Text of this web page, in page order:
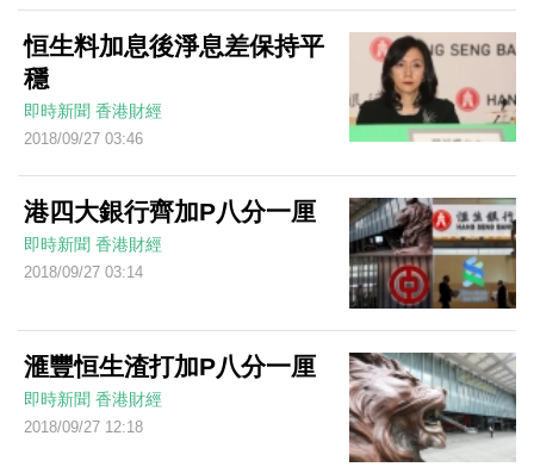
恒生料加息後淨息差保持平
穩
即時新聞 香港財經
2018/09/27 03:46
港四大銀行齊加P八分一厘
即時新聞 香港財經
2018/09/27 03:14
滙豐恒生渣打加P八分一厘
即時新聞 香港財經
2018/09/27 12:18